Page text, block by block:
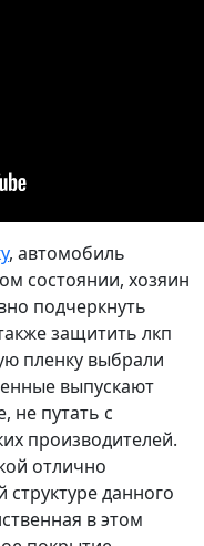
, автомобиль
состоянии, хозяин
подчеркнуть
защитить лкп
пленку выбрали
выпускают
не путать с
производителей.
отлично
данного
в этом